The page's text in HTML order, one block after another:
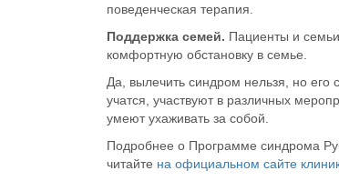
поведенческая терапия.
Поддержка семей. Пациенты и семьи
комфортную обстановку в семье.
Да, вылечить синдром нельзя, но его
учатся, участвуют в различных
умеют ухаживать за собой.
Подробнее о Программе синдрома
читайте на официальном сайте